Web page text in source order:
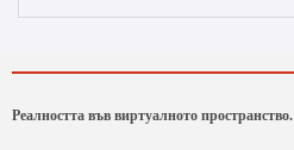
Реалността във виртуалното пространство.